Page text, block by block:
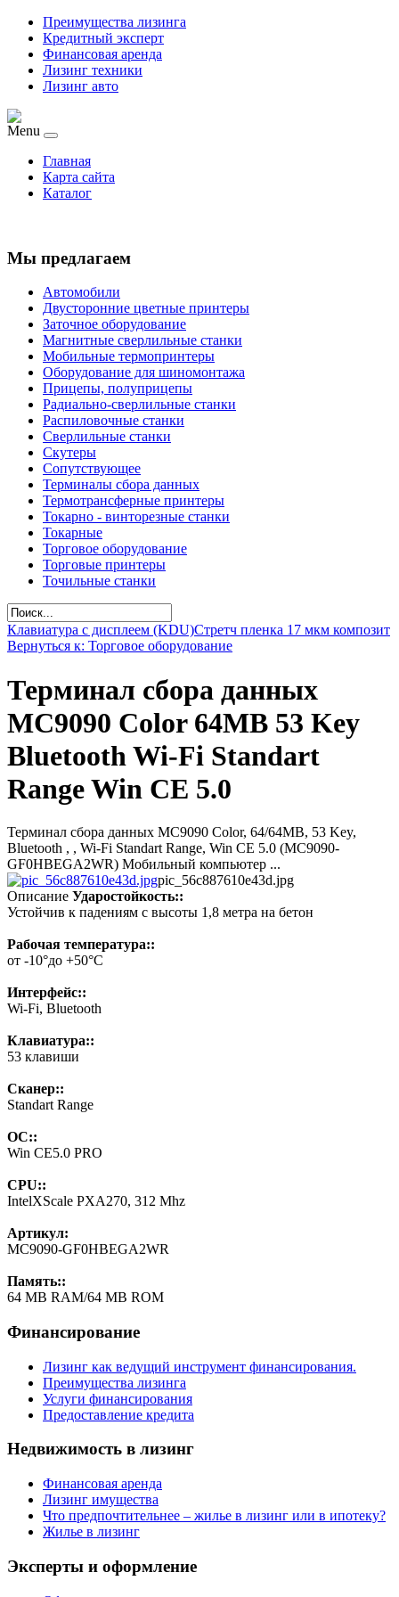
Преимущества лизинга
Кредитный эксперт
Финансовая аренда
Лизинг техники
Лизинг авто
Menu
Главная
Карта сайта
Каталог
Мы предлагаем
Автомобили
Двусторонние цветные принтеры
Заточное оборудование
Магнитные сверлильные станки
Мобильные термопринтеры
Оборудование для шиномонтажа
Прицепы, полуприцепы
Радиально-сверлильные станки
Распиловочные станки
Сверлильные станки
Скутеры
Сопутствующее
Терминалы сбора данных
Термотрансферные принтеры
Токарно - винторезные станки
Токарные
Торговое оборудование
Торговые принтеры
Точильные станки
Клавиатура с дисплеем (KDU)Стретч пленка 17 мкм композит
Вернуться к: Торговое оборудование
Терминал сбора данных
MC9090 Color 64MB 53 Key
Bluetooth Wi-Fi Standart
Range Win CE 5.0
Терминал сбора данных MC9090 Color, 64/64MB, 53 Key,
Bluetooth , , Wi-Fi Standart Range, Win CE 5.0 (MC9090-
GF0HBEGA2WR) Мобильный компьютер ...
pic_56c887610e43d.jpg
Описание Ударостойкость::
Устойчив к падениям с высоты 1,8 метра на бетон
Рабочая температура::
от -10°до +50°C
Интерфейс::
Wi-Fi, Bluetooth
Клавиатура::
53 клавиши
Сканер::
Standart Range
ОС::
Win CE5.0 PRO
CPU::
IntelXScale PXA270, 312 Mhz
Артикул:
MC9090-GF0HBEGA2WR
Память::
64 MB RAM/64 MB ROM
Финансирование
Лизинг как ведущий инструмент финансирования.
Преимущества лизинга
Услуги финансирования
Предоставление кредита
Недвижимость в лизинг
Финансовая аренда
Лизинг имущества
Что предпочтительнее – жилье в лизинг или в ипотеку?
Жилье в лизинг
Эксперты и оформление